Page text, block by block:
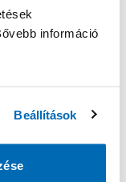
információ
Beállítások